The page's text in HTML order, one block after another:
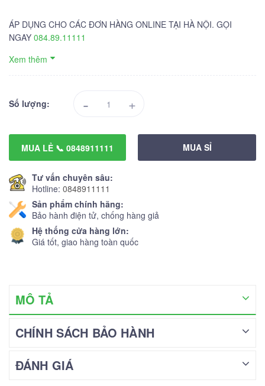
ÁP DỤNG CHO CÁC ĐƠN HÀNG ONLINE TẠI HÀ NỘI. GỌI
NGAY 084.89.11111
Xem thêm
Số lượng: - +
MUA LẺ 📞 0848911111 MUA SỈ
Tư vấn chuyên sâu:
Hotline: 0848911111
Sản phẩm chính hãng:
Bảo hành điện tử, chống hàng giả
Hệ thống cửa hàng lớn:
Giá tốt, giao hàng toàn quốc
MÔ TẢ
CHÍNH SÁCH BẢO HÀNH
ĐÁNH GIÁ